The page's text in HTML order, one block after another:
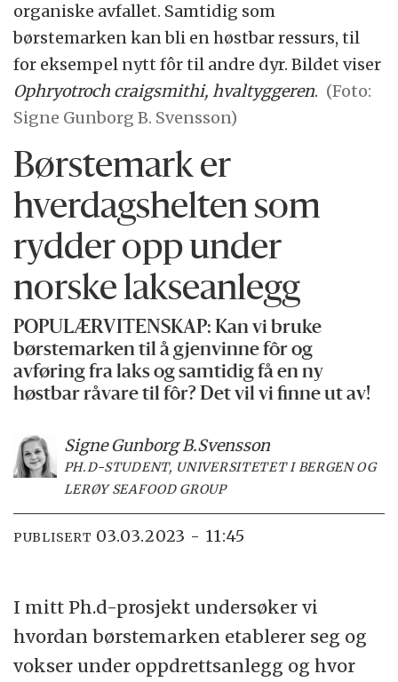
organiske avfallet. Samtidig som
børstemarken kan bli en høstbar ressurs, til
for eksempel nytt fôr til andre dyr. Bildet viser
Ophryotroch craigsmithi, hvaltyggeren. (Foto:
Signe Gunborg B. Svensson)
Børstemark er
hverdags­­­helten som
rydder opp under
norske lakseanlegg
POPULÆRVITENSKAP: Kan vi bruke
børstemarken til å gjenvinne fôr og
avføring fra laks og samtidig få en ny
høstbar råvare til fôr? Det vil vi finne ut av!
Signe Gunborg B.Svensson
PH.D-STUDENT, UNIVERSITETET I BERGEN OG
LERØY SEAFOOD GROUP
PUBLISERT 03.03.2023 - 11:45
I mitt Ph.d-prosjekt undersøker vi
hvordan børstemarken etablerer seg og
vokser under oppdrettsanlegg og hvor